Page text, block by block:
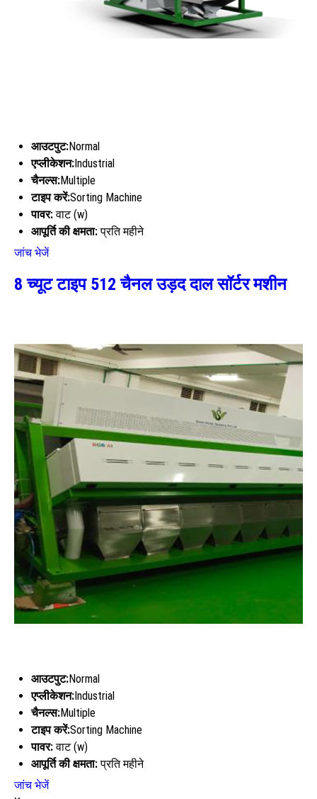
आउटपुट:Normal
एप्लीकेशन: Industrial
चैनल्स:Multiple
टाइप करें:Sorting Machine
पावर:वाट (w)
आपूर्ति की क्षमता:प्रति महीने
जांच भेजें
8 च्यूट टाइप 512 चैनल उड़द दाल सॉर्टर मशीन
आउटपुट:Normal
एप्लीकेशन:Industrial
चैनल्स:Multiple
टाइप करें:Sorting Machine
पावर:वाट (w)
आपूर्ति की क्षमता:प्रति महीने
जांच भेजें